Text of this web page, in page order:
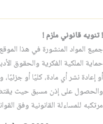
! تنويه قانوني ملزم !
جميع المواد المنشورة في هذا
حماية الملكية الفكرية والحقوق
أو إعادة نشر أي مادة، كليًا أو
والحصول على إذن مسبق حيث
مرتكبه للمساءلة القانونية وفق